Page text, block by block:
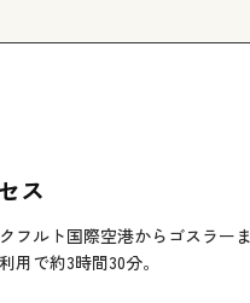
ス
フルト国際空港からゴスラーま
用で約3時間30分。